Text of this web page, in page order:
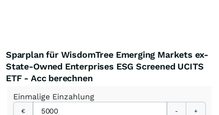
Sparplan für WisdomTree Emerging Markets ex-
State-Owned Enterprises ESG Screened UCITS
ETF - Acc berechnen
Einmalige Einzahlung
€ - +